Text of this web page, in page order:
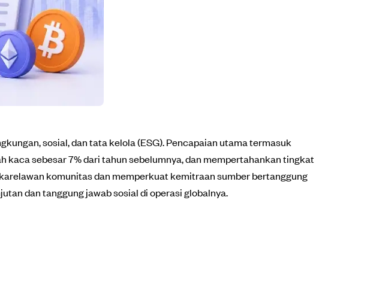
sosial, dan tata kelola (ESG). Pencapaian utama termasuk
kaca sebesar 7% dari tahun sebelumnya, dan mempertahankan tingkat
komunitas dan memperkuat kemitraan sumber bertanggung
dan tanggung jawab sosial di operasi globalnya.